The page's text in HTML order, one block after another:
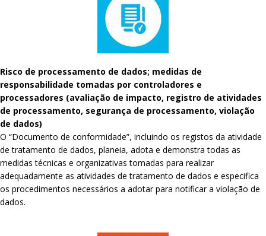
Risco de processamento de dados; medidas de
responsabilidade tomadas por controladores e
processadores (avaliação de impacto, registro de atividades
de processamento, segurança de processamento, violação
de dados)
O “Documento de conformidade”, incluindo os registos da atividade
de tratamento de dados, planeia, adota e demonstra todas as
medidas técnicas e organizativas tomadas para realizar
adequadamente as atividades de tratamento de dados e especifica
os procedimentos necessários a adotar para notificar a violação de
dados.